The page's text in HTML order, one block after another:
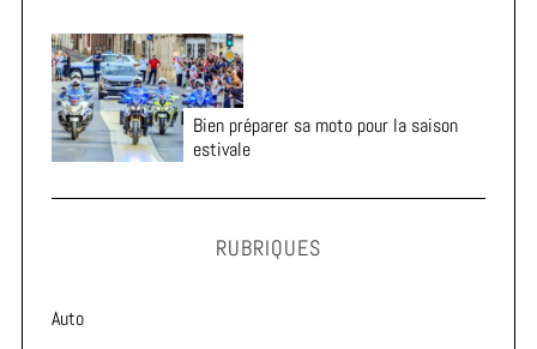
Bien préparer sa moto pour la saison
estivale
RUBRIQUES
Auto